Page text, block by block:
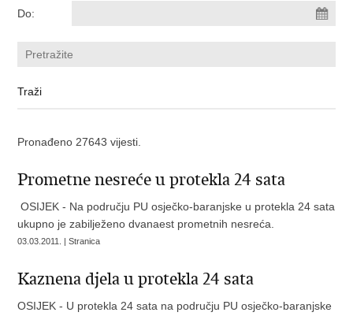
Do:
Pronađeno 27643 vijesti.
Prometne nesreće u protekla 24 sata
OSIJEK - Na području PU osječko-baranjske u protekla 24 sata
ukupno je zabilježeno dvanaest prometnih nesreća.
03.03.2011. | Stranica
Kaznena djela u protekla 24 sata
OSIJEK - U protekla 24 sata na području PU osječko-baranjske